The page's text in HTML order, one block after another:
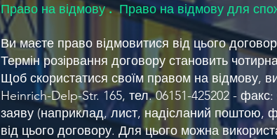
Право на відмову . Право на відмову для
Ви маєте право відмовитися від цього
Термін розірвання договору становить
Щоб скористатися своїм правом на відмову,
Heinrich-Delp-Str. 165, тел. 06151-425202 -
заяву (наприклад, лист, надісланий поштою,
від цього договору. Для цього можна